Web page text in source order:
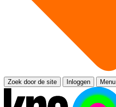
Zoek door de site Inloggen Menu